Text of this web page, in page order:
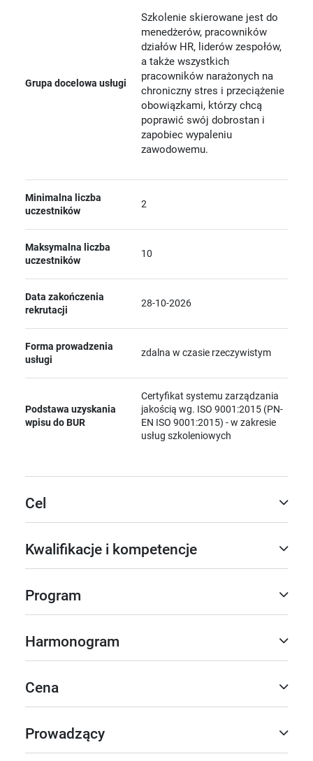
Grupa docelowa usługi
Szkolenie skierowane jest do
menedżerów, pracowników
działów HR, liderów zespołów,
a także wszystkich
pracowników narażonych na
chroniczny stres i przeciążenie
obowiązkami, którzy chcą
poprawić swój dobrostan i
zapobiec wypaleniu
zawodowemu.
Minimalna liczba
uczestników
2
Maksymalna liczba
uczestników
10
Data zakończenia
rekrutacji
28-10-2026
Forma prowadzenia
usługi
zdalna w czasie rzeczywistym
Podstawa uzyskania
wpisu do BUR
Certyfikat systemu zarządzania
jakością wg. ISO 9001:2015 (PN-
EN ISO 9001:2015) - w zakresie
usług szkoleniowych
Cel
Kwalifikacje i kompetencje
Program
Harmonogram
Cena
Prowadzący